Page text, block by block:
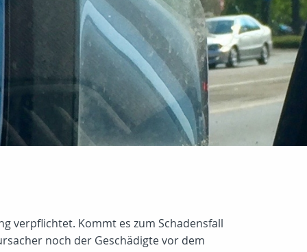
verpflichtet. Kommt es zum Schadensfall
noch der Geschädigte vor dem